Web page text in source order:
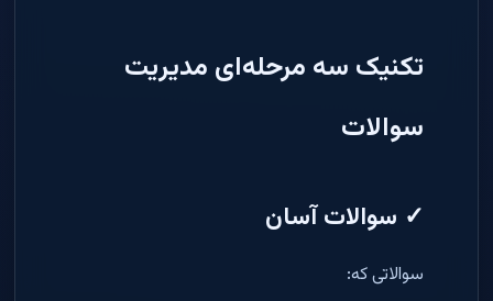
تکنیک سه مرحله‌ای مدیریت
سوالات
✓ سوالات آسان
سوالاتی که: